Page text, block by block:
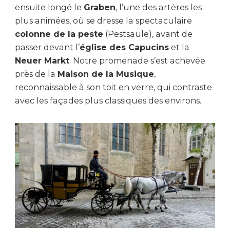
ensuite longé le Graben, l’une des artères les
plus animées, où se dresse la spectaculaire
colonne de la peste (Pestsäule), avant de
passer devant l’église des Capucins et la
Neuer Markt. Notre promenade s’est achevée
près de la Maison de la Musique,
reconnaissable à son toit en verre, qui contraste
avec les façades plus classiques des environs.